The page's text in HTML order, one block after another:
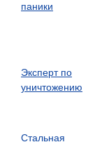
паники
Эксперт по
уничтожению
Стальная